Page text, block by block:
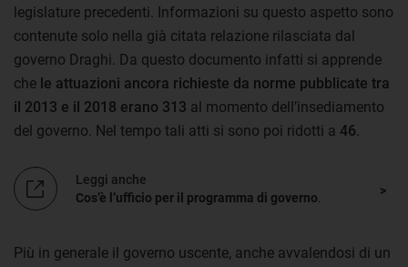
legislature precedenti. Informazioni su questo aspetto sono
contenute solo nella già citata relazione rilasciata dal
governo Draghi. Da questo documento infatti si apprende
che le attuazioni ancora richieste da norme pubblicate tra
il 2013 e il 2018 erano 313 al momento dell’insediamento
del governo. Nel tempo tali atti si sono poi ridotti a 46.
Leggi anche
Cos’è l’ufficio per il programma di governo
Più in generale il governo uscente, anche avvalendosi di un